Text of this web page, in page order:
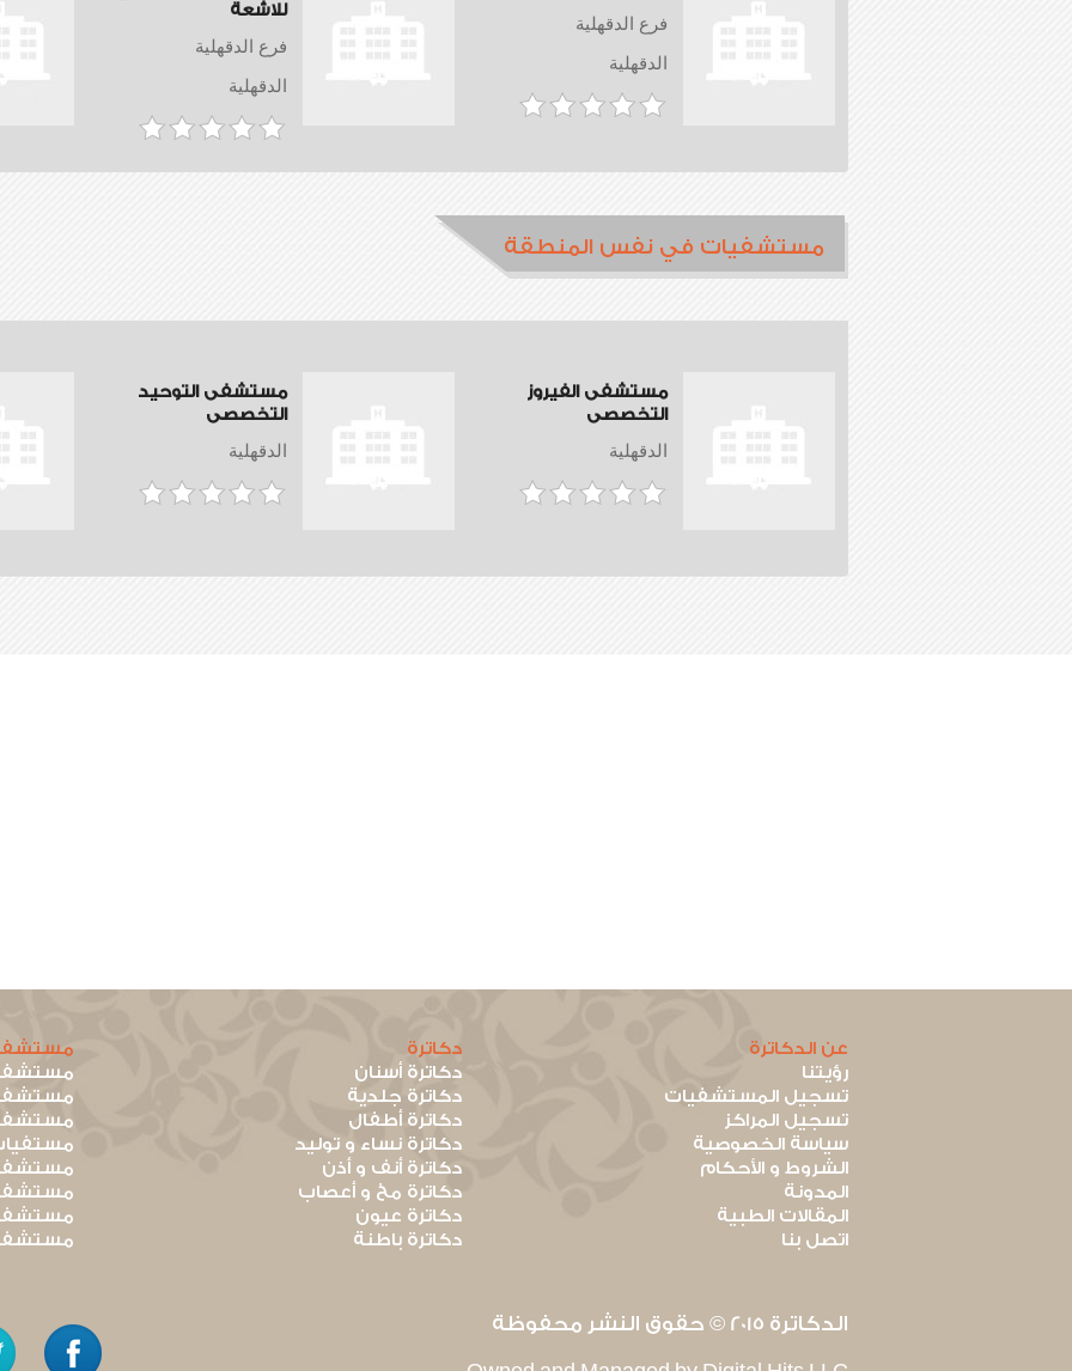
للاشعة
فرع الدقهلية
الدقهلية
فرع الدقهلية
الدقهلية
مستشفيات في نفس المنطقة
مستشفى التوحيد
التخصصى
الدقهلية
مستشفى الفيروز
التخصصى
الدقهلية
عن الدكاترة
رؤيتنا
تسجيل المستشفيات
تسجيل المراكز
سياسة الخصوصية
الشروط و الأحكام
المدونة
المقالات الطبية
اتصل بنا
دكاترة
دكاترة أسنان
دكاترة جلدية
دكاترة أطفال
دكاترة نساء و توليد
دكاترة أنف و أذن
دكاترة مخ و أعصاب
دكاترة عيون
دكاترة باطنة
الدكاترة 2015 © حقوق النشر محفوظة